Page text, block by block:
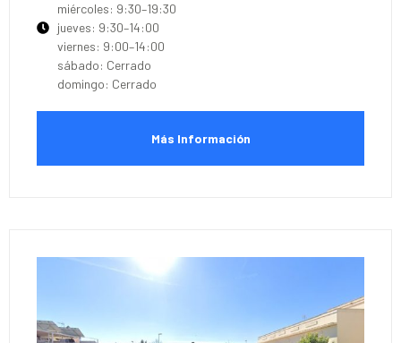
miércoles: 9:30–19:30
jueves: 9:30–14:00
viernes: 9:00–14:00
sábado: Cerrado
domingo: Cerrado
Más Información